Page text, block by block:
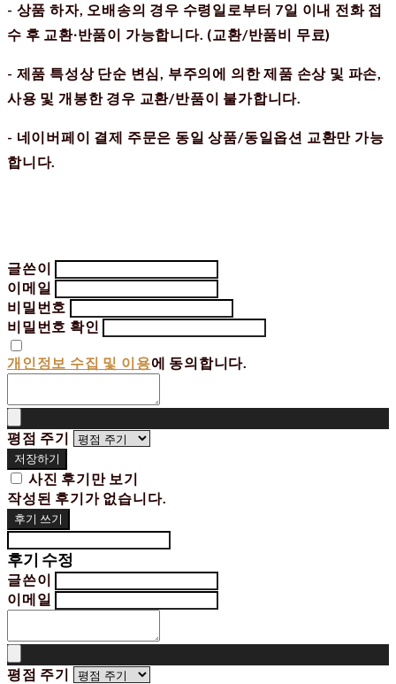
- 상품 하자, 오배송의 경우 수령일로부터 7일 이내 전화 접
수 후 교환∙반품이 가능합니다. (교환/반품비 무료)
- 제품 특성상 단순 변심, 부주의에 의한 제품 손상 및 파손,
사용 및 개봉한 경우 교환/반품이 불가합니다.
- 네이버페이 결제 주문은 동일 상품/동일옵션 교환만 가능
합니다.
글쓴이
이메일
비밀번호
비밀번호 확인
개인정보 수집 및 이용에 동의합니다.
평점 주기
저장하기
사진 후기만 보기
작성된 후기가 없습니다.
후기 쓰기
후기 수정
글쓴이
이메일
평점 주기